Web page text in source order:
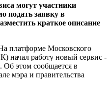
могут участники
подать заявку в
краткое описание
Московского
начал работу новый сервис -
этом сообщается в
мэра и правительства